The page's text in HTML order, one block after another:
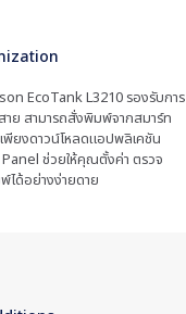
EcoTank L3210 รองรับการ
าย สามารถสั่งพิมพ์จากสมาร์ท
พียงดาวน์โหลดแอปพลิเคชัน
ช่วยให้คุณตั้งค่า ตรวจ
ได้อย่างง่ายดาย